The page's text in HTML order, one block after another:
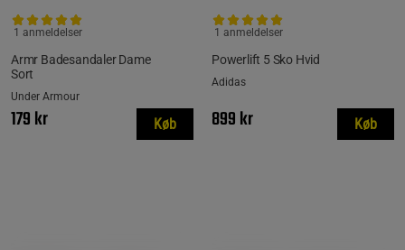
Armr Badesandaler Dame
Sort
1 anmeldelser
Under Armour
179 kr Køb
Powerlift 5 Sko Hvid
1 anmeldelser
Adidas
899 kr Køb